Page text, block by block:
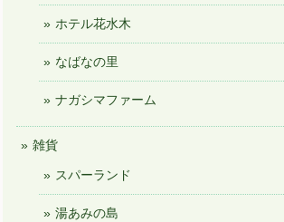
ホテル花水木
なばなの里
ナガシマファーム
雑貨
スパーランド
湯あみの島